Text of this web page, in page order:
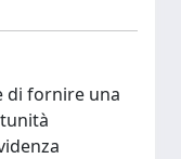
di fornire una